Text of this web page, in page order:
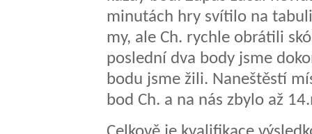
minutách hry svítilo na
my, ale Ch. rychle obrátili
poslední dva body jsme
bodu jsme žili. Naneštěstí
bod Ch. a na nás zbylo až